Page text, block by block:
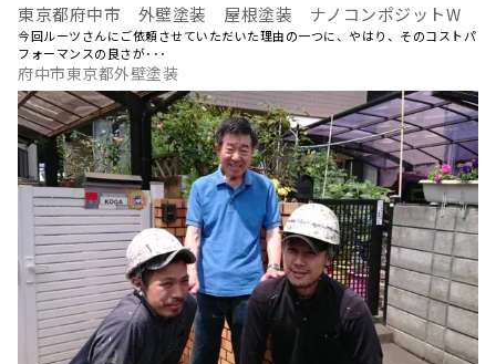
東京都府中市 外壁塗装 屋根塗装 ナノコンポジットW
今回ルーツさんにご依頼させていただいた理由の一つに、やはり、そのコストパ
フォーマンスの良さが･･･
府中市東京都外壁塗装